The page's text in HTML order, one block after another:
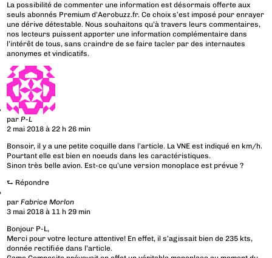
La possibilité de commenter une information est désormais offerte aux
seuls abonnés Premium d’Aerobuzz.fr. Ce choix s’est imposé pour enrayer
une dérive détestable. Nous souhaitons qu’à travers leurs commentaires,
nos lecteurs puissent apporter une information complémentaire dans
l’intérêt de tous, sans craindre de se faire tacler par des internautes
anonymes et vindicatifs.
parP-L
2 mai 2018 à 22 h 26 min
Bonsoir, il y a une petite coquille dans l’article. La VNE est indiqué en km/h.
Pourtant elle est bien en noeuds dans les caractéristiques.
Sinon très belle avion. Est-ce qu’une version monoplace est prévue ?
⮑ Répondre
parFabrice Morlon
3 mai 2018 à 11 h 29 min
Bonjour P-L,
Merci pour votre lecture attentive! En effet, il s’agissait bien de 235 kts,
donnée rectifiée dans l’article.